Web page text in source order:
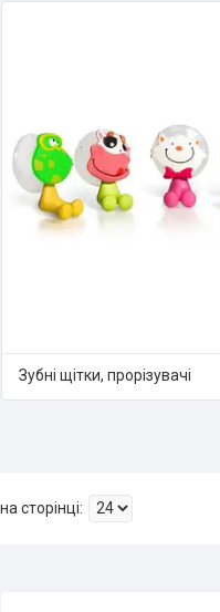
Зубні щітки, прорізувачі